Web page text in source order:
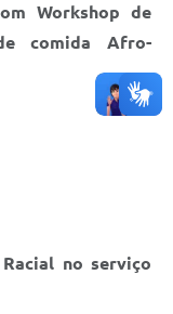
Workshop de
comida Afro-
no serviço